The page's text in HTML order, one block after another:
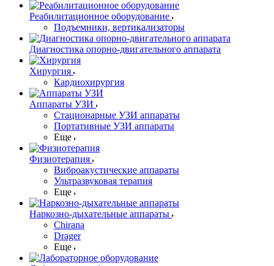
Реабилитационное оборудование
Подъемники, вертикализаторы
Диагностика опорно-двигательного аппарата
Хирургия
Кардиохирургия
Аппараты УЗИ
Стационарные УЗИ аппараты
Портативные УЗИ аппараты
Еще
Физиотерапия
Виброакустические аппараты
Ультразвуковая терапия
Еще
Наркозно-дыхательные аппараты
Chirana
Drager
Еще